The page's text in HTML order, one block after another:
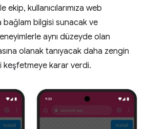
kullanıcılarımıza web
bağlam bilgisi sunacak ve
aynı düzeyde olan
olanak tanıyacak daha zengin
keşfetmeye karar verdi.